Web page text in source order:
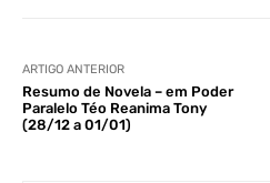
ARTIGO ANTERIOR
Resumo de Novela – em Poder
Paralelo Téo Reanima Tony
(28/12 a 01/01)